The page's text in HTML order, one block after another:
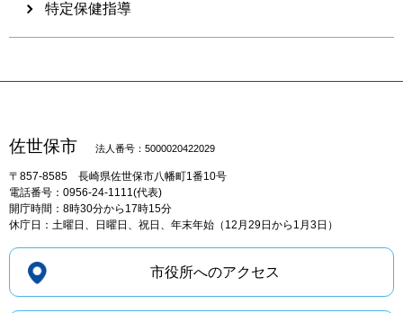
特定保健指導
佐世保市 法人番号：5000020422029
〒857-8585 長崎県佐世保市八幡町1番10号
電話番号：0956-24-1111(代表)
開庁時間：8時30分から17時15分
休庁日：土曜日、日曜日、祝日、年末年始（12月29日から1月3日）
市役所へのアクセス